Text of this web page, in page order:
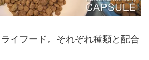
イフード。それぞれ種類と配合